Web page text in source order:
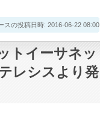
の投稿日時: 2016-06-22 08:00
トイーサネッ
レシスより発